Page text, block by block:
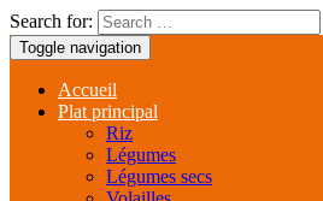
Search for:
Toggle navigation
Accueil
Plat principal
Riz
Légumes
Légumes secs